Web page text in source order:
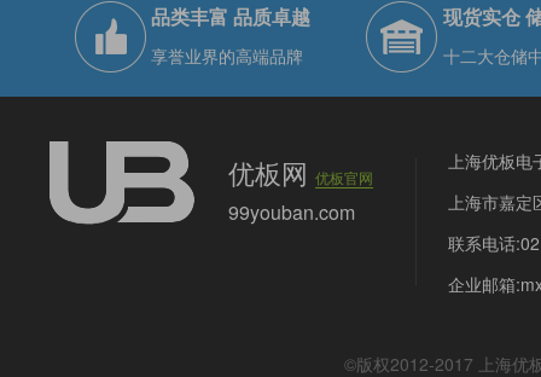
品类丰富 品质卓越
享誉业界的高端品牌
现货实仓
十二大仓储
优板网优板官网
99youban.com
上海优板电
上海市嘉定
联系电话
企业邮箱
©版权2012-2017 上海优